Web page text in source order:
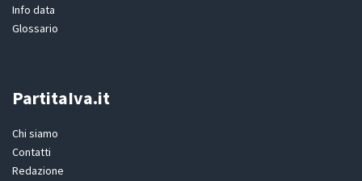
Info data
Glossario
PartitaIva.it
Chi siamo
Contatti
Redazione